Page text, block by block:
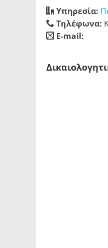
Υπηρεσία:
Τηλέφωνα:
E-mail: